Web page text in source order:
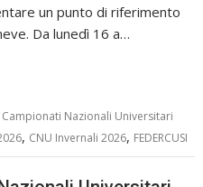
un punto di riferimento
Da lunedì 16 a…
Campionati Nazionali Universitari
, CNU Invernali 2026, FEDERCUSI